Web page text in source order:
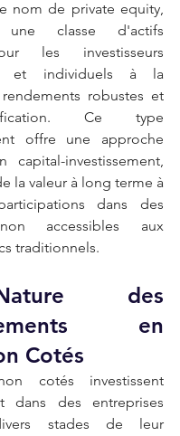
nom de private equity,
une classe d'actifs
les investisseurs
et individuels à la
robustes et
Ce type
offre une approche
capital-investissement,
la valeur à long terme à
dans des
accessibles aux
traditionnels.
des
en
Cotés
cotés investissent
dans des entreprises
stades de leur